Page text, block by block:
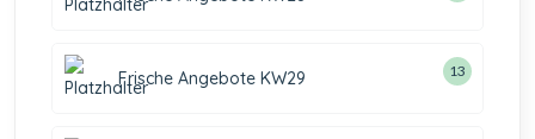
Frische Angebote KW29 13